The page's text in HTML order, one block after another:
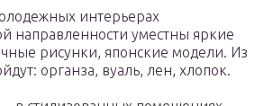
интерьерах
направленности уместны яркие
рисунки, японские модели. Из
органза, вуаль, лен, хлопок.